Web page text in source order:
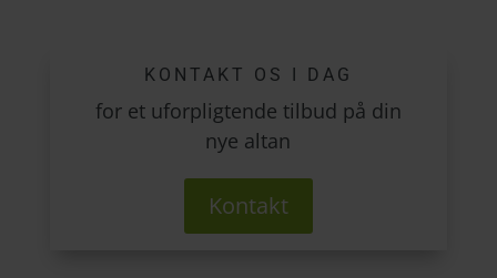
KONTAKT OS I DAG
for et uforpligtende tilbud på din
nye altan
Kontakt